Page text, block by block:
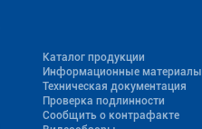
Каталог продукции
Информационные материалы
Техническая документация
Проверка подлинности
Сообщить о контрафакте